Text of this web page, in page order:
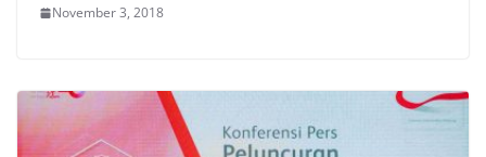
November 3, 2018